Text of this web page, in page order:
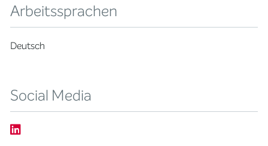
Arbeitssprachen
Deutsch
Social Media